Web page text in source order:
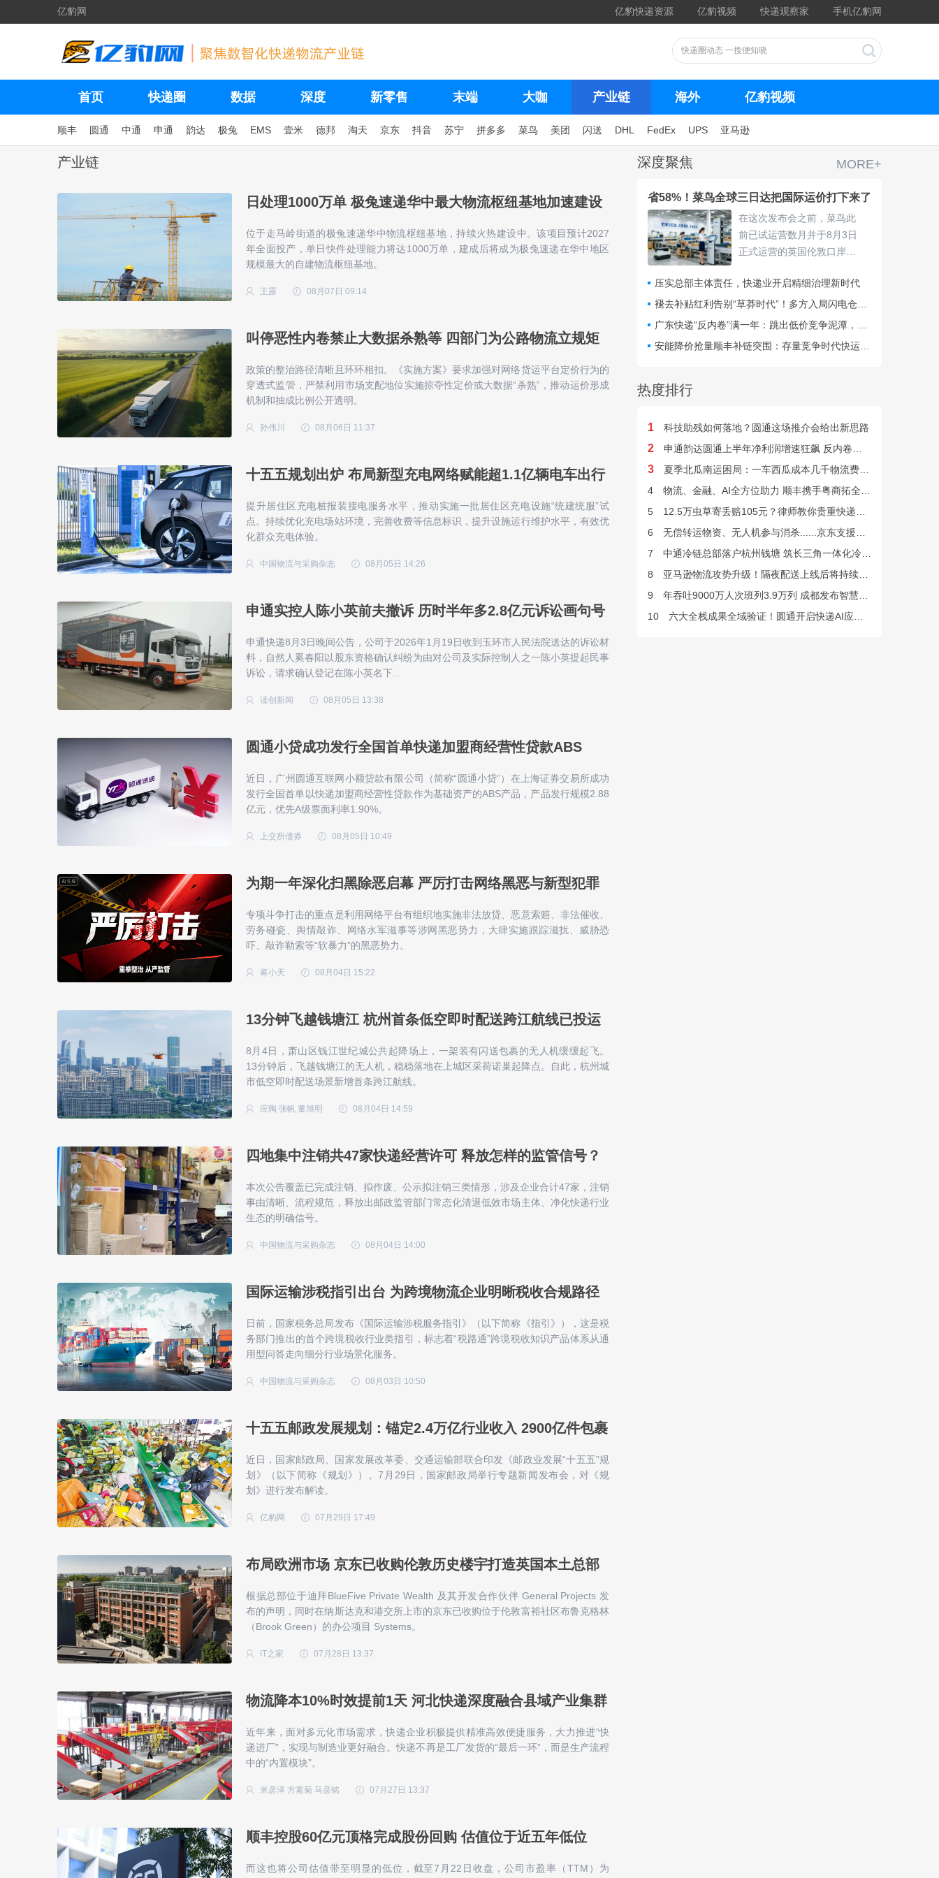
亿豹网 亿豹快递资源 亿豹视频 快递观察家 手机亿豹网
首页 快递圈 数据 深度 新零售 末端 大咖 产业链 海外 亿豹视频
顺丰 圆通 中通 申通 韵达 极兔 EMS 壹米 德邦 淘天 京东 抖音 苏宁 拼多多 菜鸟 美团 闪送 DHL FedEx UPS 亚马逊
产业链
日处理1000万单 极兔速递华中最大物流枢纽基地加速建设
位于走马岭街道的极兔速递华中物流枢纽基地，持续火热建设中。该项目预计2027
年全面投产，单日快件处理能力将达1000万单，建成后将成为极兔速递在华中地区
规模最大的自建物流枢纽基地。
王露 08月07日 09:14
叫停恶性内卷禁止大数据杀熟等 四部门为公路物流立规矩
政策的整治路径清晰且环环相扣。《实施方案》要求加强对网络货运平台定价行为的
穿透式监管，严禁利用市场支配地位实施掠夺性定价或大数据“杀熟”，推动运价形成
机制和抽成比例公开透明。
孙伟川 08月06日 11:37
十五五规划出炉 布局新型充电网络赋能超1.1亿辆电车出行
提升居住区充电桩报装接电服务水平，推动实施一批居住区充电设施“统建统服”试
点。持续优化充电场站环境，完善收费等信息标识，提升设施运行维护水平，有效优
化群众充电体验。
中国物流与采购杂志 08月05日 14:26
申通实控人陈小英前夫撤诉 历时半年多2.8亿元诉讼画句号
申通快递8月3日晚间公告，公司于2026年1月19日收到玉环市人民法院送达的诉讼材
料，自然人奚春阳以股东资格确认纠纷为由对公司及实际控制人之一陈小英提起民事
诉讼，请求确认登记在陈小英名下...
读创新闻 08月05日 13:38
圆通小贷成功发行全国首单快递加盟商经营性贷款ABS
近日，广州圆通互联网小额贷款有限公司（简称“圆通小贷”）在上海证券交易所成功
发行全国首单以快递加盟商经营性贷款作为基础资产的ABS产品，产品发行规模2.88
亿元，优先A级票面利率1.90%。
上交所债券 08月05日 10:49
为期一年深化扫黑除恶启幕 严厉打击网络黑恶与新型犯罪
专项斗争打击的重点是利用网络平台有组织地实施非法放贷、恶意索赔、非法催收、
劳务碰瓷、舆情敲诈、网络水军滋事等涉网黑恶势力，大肆实施跟踪滋扰、威胁恐
吓、敲诈勒索等“软暴力”的黑恶势力。
蒋小天 08月04日 15:22
13分钟飞越钱塘江 杭州首条低空即时配送跨江航线已投运
8月4日，萧山区钱江世纪城公共起降场上，一架装有闪送包裹的无人机缓缓起飞。
13分钟后，飞越钱塘江的无人机，稳稳落地在上城区采荷诺巢起降点。自此，杭州城
市低空即时配送场景新增首条跨江航线。
应陶 张帆 董旭明 08月04日 14:59
四地集中注销共47家快递经营许可 释放怎样的监管信号？
本次公告覆盖已完成注销、拟作废、公示拟注销三类情形，涉及企业合计47家，注销
事由清晰、流程规范，释放出邮政监管部门常态化清退低效市场主体、净化快递行业
生态的明确信号。
中国物流与采购杂志 08月04日 14:00
国际运输涉税指引出台 为跨境物流企业明晰税收合规路径
日前，国家税务总局发布《国际运输涉税服务指引》（以下简称《指引》），这是税
务部门推出的首个跨境税收行业类指引，标志着“税路通”跨境税收知识产品体系从通
用型问答走向细分行业场景化服务。
中国物流与采购杂志 08月03日 10:50
十五五邮政发展规划：锚定2.4万亿行业收入 2900亿件包裹
近日，国家邮政局、国家发展改革委、交通运输部联合印发《邮政业发展“十五五”规
划》（以下简称《规划》）。7月29日，国家邮政局举行专题新闻发布会，对《规
划》进行发布解读。
亿豹网 07月29日 17:49
布局欧洲市场 京东已收购伦敦历史楼宇打造英国本土总部
根据总部位于迪拜BlueFive Private Wealth 及其开发合作伙伴 General Projects 发
布的声明，同时在纳斯达克和港交所上市的京东已收购位于伦敦富裕社区布鲁克格林
（Brook Green）的办公项目 Systems。
IT之家 07月28日 13:37
物流降本10%时效提前1天 河北快递深度融合县域产业集群
近年来，面对多元化市场需求，快递企业积极提供精准高效便捷服务，大力推进“快
递进厂”，实现与制造业更好融合。快递不再是工厂发货的“最后一环”，而是生产流程
中的“内置模块”。
米彦泽 方素菊 马彦铭 07月27日 13:37
顺丰控股60亿元顶格完成股份回购 估值位于近五年低位
而这也将公司估值带至明显的低位，截至7月22日收盘，公司市盈率（TTM）为
MORE+
深度聚焦
省58%！菜鸟全球三日达把国际运价打下来了
在这次发布会之前，菜鸟此
前已试运营数月并于8月3日
正式运营的英国伦敦口岸
清关、查验、末端派送收拢
进同一套体系，包裹落地后
最快24小时完成末端派送。
压实总部主体责任，快递业开启精细治理新时代
热度排行
1 科技助残如何落地？圆通这场推介会给出新思路
2 申通韵达圆通上半年净利润增速狂飙 反内卷效果显现
3
夏季北瓜南运困局：一车西瓜成本几千物流费上万谁来解？
4
物流、金融、AI全方位助力 顺丰携手粤商拓全球市场
5
12.5万虫草寄丢赔105元？律师教你贵重快递丢失如何维权
6
无偿转运物资、无人机参与消杀......京东支援广西灾后重建
7
中通冷链总部落户杭州钱塘 筑长三角一体化冷链中枢基地
8
亚马逊物流攻势升级！隔夜配送上线后将持续挤压快递巨头
9
年吞吐9000万人次班列3.9万列 成都发布智慧物流“双清单”
10
六大全栈成果全域验证！圆通开启快递AI应用规模化落地